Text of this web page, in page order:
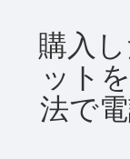
購入
ット
法で